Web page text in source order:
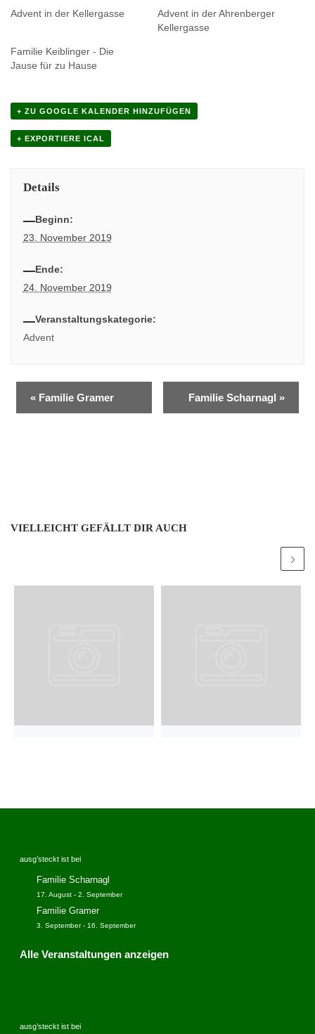
Advent in der Kellergasse
Advent in der Ahrenberger
Kellergasse
Familie Keiblinger - Die
Jause für zu Hause
+ ZU GOOGLE KALENDER HINZUFÜGEN
+ EXPORTIERE ICAL
Details
Beginn:
23. November 2019
Ende:
24. November 2019
Veranstaltungskategorie:
Advent
« Familie Gramer Familie Scharnagl »
VIELLEICHT GEFÄLLT DIR AUCH
ausg’steckt ist bei
Familie Scharnagl
17. August- 2. September
Familie Gramer
3. September- 16. September
Alle Veranstaltungen anzeigen
ausg’steckt ist bei